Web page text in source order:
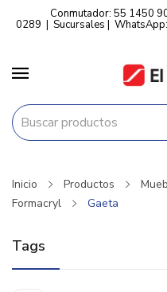
Conmutador: 55 1450
0289 | Sucursales |
Inicio Productos
Formacryl
Gaeta
Tags